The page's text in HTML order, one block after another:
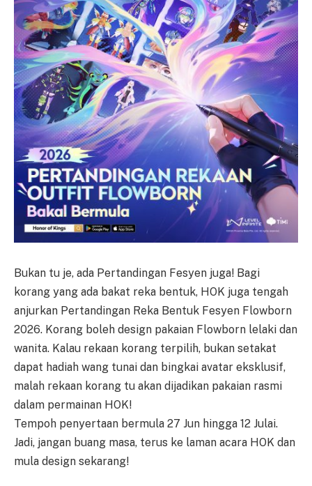
Bukan tu je, ada Pertandingan Fesyen juga! Bagi
korang yang ada bakat reka bentuk, HOK juga tengah
anjurkan Pertandingan Reka Bentuk Fesyen Flowborn
2026. Korang boleh design pakaian Flowborn lelaki dan
wanita. Kalau rekaan korang terpilih, bukan setakat
dapat hadiah wang tunai dan bingkai avatar eksklusif,
malah rekaan korang tu akan dijadikan pakaian rasmi
dalam permainan HOK!
​Tempoh penyertaan bermula 27 Jun hingga 12 Julai.
Jadi, jangan buang masa, terus ke laman acara HOK dan
mula design sekarang!